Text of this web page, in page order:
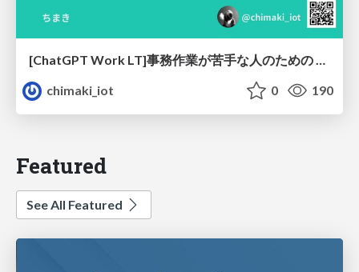
[ChatGPT Work LT]事務作業が苦手な人のための バックオフィスの「半」自動化
chimaki_iot
0 190
Featured
See All Featured